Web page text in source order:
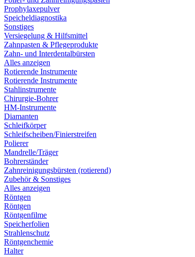
Prophylaxepulver
Speicheldiagnostika
Sonstiges
Versiegelung & Hilfsmittel
Zahnpasten & Pflegeprodukte
Zahn- und Interdentalbürsten
Alles anzeigen
Rotierende Instrumente
Rotierende Instrumente
Stahlinstrumente
Chirurgie-Bohrer
HM-Instrumente
Diamanten
Schleifkörper
Schleifscheiben/Finierstreifen
Polierer
Mandrelle/Träger
Bohrerständer
Zahnreinigungsbürsten (rotierend)
Zubehör & Sonstiges
Alles anzeigen
Röntgen
Röntgen
Röntgenfilme
Speicherfolien
Strahlenschutz
Röntgenchemie
Halter